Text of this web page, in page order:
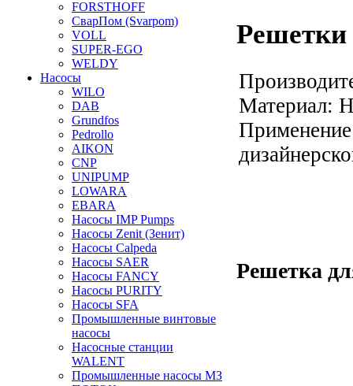
FORSTHOFF
СварПом (Svarpom)
VOLL
SUPER-EGO
WELDY
Насосы
WILO
DAB
Grundfos
Pedrollo
AIKON
CNP
UNIPUMP
LOWARA
EBARA
Насосы IMP Pumps
Насосы Zenit (Зенит)
Насосы Calpeda
Насосы SAER
Насосы FANCY
Насосы PURITY
Насосы SFA
Промышленные винтовые
насосы
Насосные станции
WALENT
Промышленные насосы МЗ
Решетки
Материал:
Решетка